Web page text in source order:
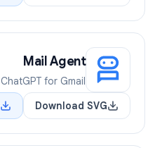
Mail Agent
ChatGPT for Gmail
Download SVG